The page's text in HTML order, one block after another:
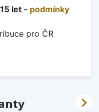
let - podmínky
pro ČR
